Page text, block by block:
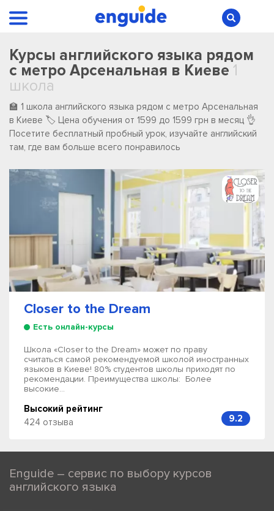
Курсы английского языка рядом
с метро Арсенальная в Киеве 1
школа
🏫 1 школа английского языка рядом с метро Арсенальная
в Киеве 🏷️ Цена обучения от 1599 до 1599 грн в месяц 👌
Посетите бесплатный пробный урок, изучайте английский
там, где вам больше всего понравилось
Closer to the Dream
Есть онлайн-курсы
Школа «Closer to the Dream» может по праву
считаться самой рекомендуемой школой иностранных
языков в Киеве! 80% студентов школы приходят по
рекомендации. Преимущества школы: Более
высокие...
Высокий рейтинг
424 отзыва
9.2
Enguide – сервис по выбору курсов
английского языка